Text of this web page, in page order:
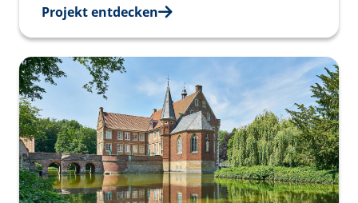
Projekt entdecken